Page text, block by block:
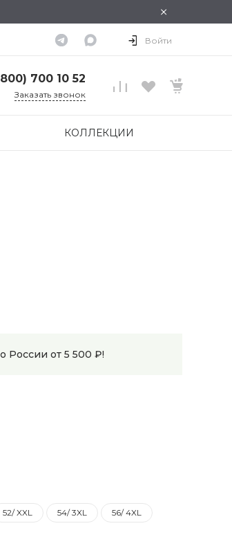
×
Войти
700 10 52
Заказать звонок
КОЛЛЕКЦИИ
России от 5 500 ₽!
52/ XXL 54/ 3XL 56/ 4XL